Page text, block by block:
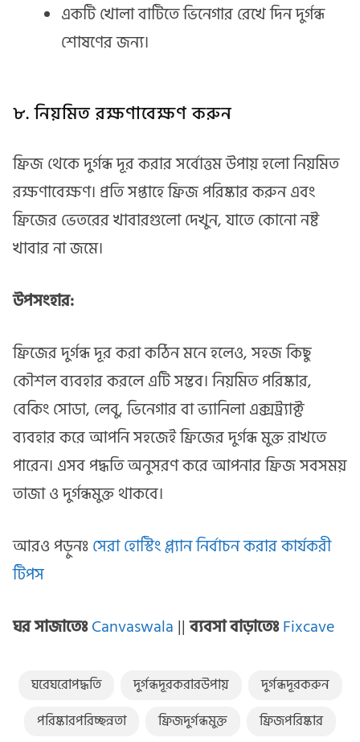
একটি খোলা বাটিতে ভিনেগার রেখে দিন দুর্গন্ধ
শোষণের জন্য।
৮. নিয়মিত রক্ষণাবেক্ষণ করুন
ফ্রিজ থেকে দুর্গন্ধ দূর করার সর্বোত্তম উপায় হলো নিয়মিত
রক্ষণাবেক্ষণ। প্রতি সপ্তাহে ফ্রিজ পরিষ্কার করুন এবং
ফ্রিজের ভেতরের খাবারগুলো দেখুন, যাতে কোনো নষ্ট
খাবার না জমে।
উপসংহার:
ফ্রিজের দুর্গন্ধ দূর করা কঠিন মনে হলেও, সহজ কিছু
কৌশল ব্যবহার করলে এটি সম্ভব। নিয়মিত পরিষ্কার,
বেকিং সোডা, লেবু, ভিনেগার বা ভ্যানিলা এক্সট্র্যাক্ট
ব্যবহার করে আপনি সহজেই ফ্রিজের দুর্গন্ধ মুক্ত রাখতে
পারেন। এসব পদ্ধতি অনুসরণ করে আপনার ফ্রিজ সবসময়
তাজা ও দুর্গন্ধমুক্ত থাকবে।
আরও পড়ুনঃসেরা হোস্টিং প্ল্যান নির্বাচন করার কার্যকরী
টিপস
ঘর সাজাতেঃCanvaswala ||ব্যবসা বাড়াতেঃFixcave
ঘরেঘরোপদ্ধতি দুর্গন্ধদূরকরারউপায়
দুর্গন্ধদূরকরুন
পরিষ্কারপরিচ্ছন্নতা
ফ্রিজদুর্গন্ধমুক্ত ফ্রিজপরিষ্কার